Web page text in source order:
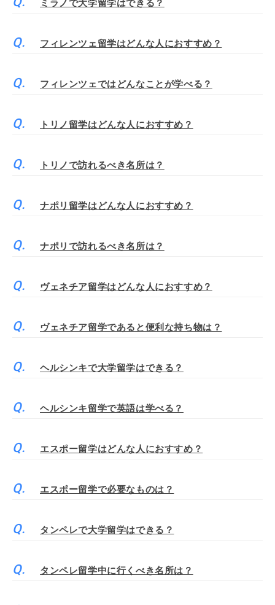
ミラノで大学留学はできる？
フィレンツェ留学はどんな人におすすめ？
フィレンツェではどんなことが学べる？
トリノ留学はどんな人におすすめ？
トリノで訪れるべき名所は？
ナポリ留学はどんな人におすすめ？
ナポリで訪れるべき名所は？
ヴェネチア留学はどんな人におすすめ？
ヴェネチア留学であると便利な持ち物は？
ヘルシンキで大学留学はできる？
ヘルシンキ留学で英語は学べる？
エスポー留学はどんな人におすすめ？
エスポー留学で必要なものは？
タンペレで大学留学はできる？
タンペレ留学中に行くべき名所は？